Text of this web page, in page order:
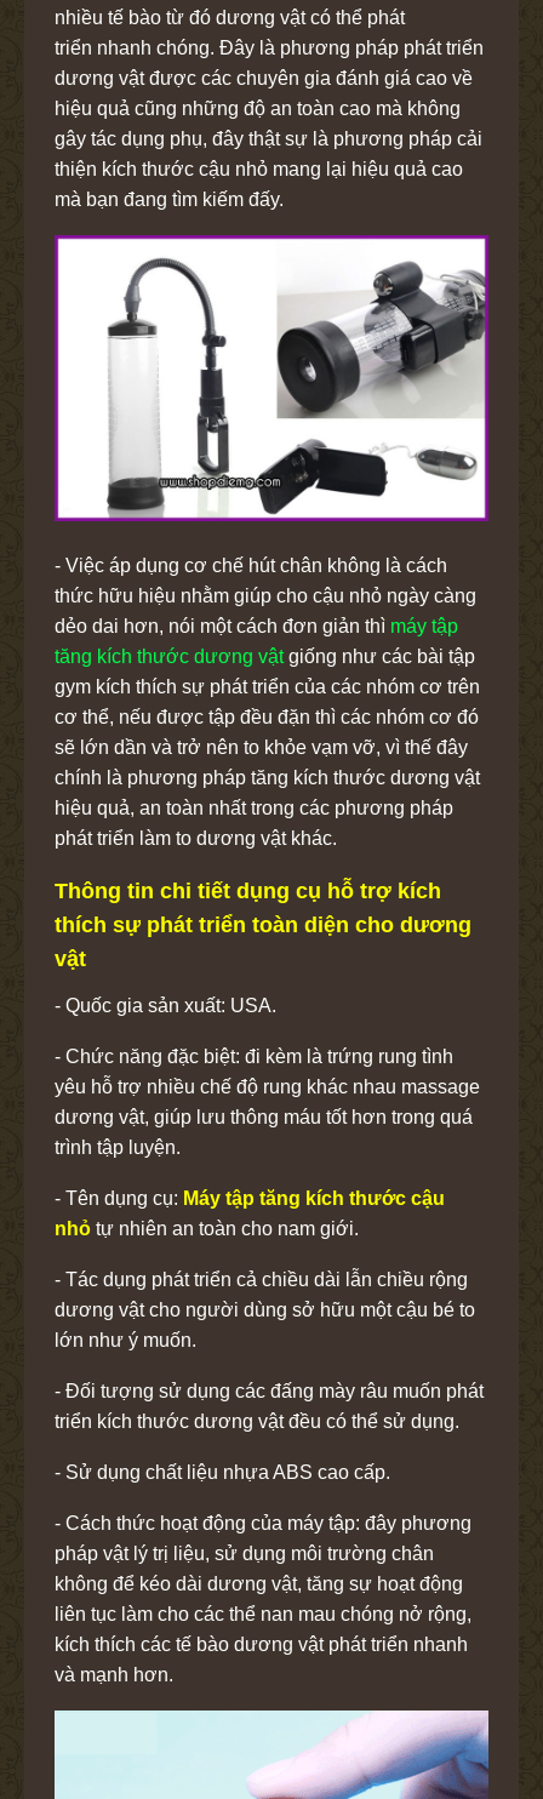
nhiều tế bào từ đó dương vật có thể phát
triển nhanh chóng. Đây là phương pháp phát triển
dương vật được các chuyên gia đánh giá cao về
hiệu quả cũng những độ an toàn cao mà không
gây tác dụng phụ, đây thật sự là phương pháp cải
thiện kích thước cậu nhỏ mang lại hiệu quả cao
mà bạn đang tìm kiếm đấy.
- Việc áp dụng cơ chế hút chân không là cách
thức hữu hiệu nhằm giúp cho cậu nhỏ ngày càng
dẻo dai hơn, nói một cách đơn giản thì máy tập
tăng kích thước dương vậtgiống như các bài tập
gym kích thích sự phát triển của các nhóm cơ trên
cơ thể, nếu được tập đều đặn thì các nhóm cơ đó
sẽ lớn dần và trở nên to khỏe vạm vỡ, vì thế đây
chính là phương pháp tăng kích thước dương vật
hiệu quả, an toàn nhất trong các phương pháp
phát triển làm to dương vật khác.
Thông tin chi tiết dụng cụ hỗ trợ kích
thích sự phát triển toàn diện cho dương
vật
- Quốc gia sản xuất: USA.
- Chức năng đặc biệt: đi kèm là trứng rung tình
yêu hỗ trợ nhiều chế độ rung khác nhau massage
dương vật, giúp lưu thông máu tốt hơn trong quá
trình tập luyện.
- Tên dụng cụ: Máy tập tăng kích thước cậu
nhỏ tự nhiên an toàn cho nam giới.
- Tác dụng phát triển cả chiều dài lẫn chiều rộng
dương vật cho người dùng sở hữu một cậu bé to
lớn như ý muốn.
- Đối tượng sử dụng các đấng mày râu muốn phát
triển kích thước dương vật đều có thể sử dụng.
- Sử dụng chất liệu nhựa ABS cao cấp.
- Cách thức hoạt động của máy tập: đây phương
pháp vật lý trị liệu, sử dụng môi trường chân
không để kéo dài dương vật, tăng sự hoạt động
liên tục làm cho các thể nan mau chóng nở rộng,
kích thích các tế bào dương vật phát triển nhanh
và mạnh hơn.